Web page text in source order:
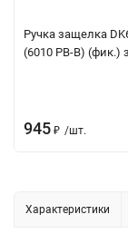
Ручка защелка
(6010 PB-B) (фик.)
945 ₽ /шт.
Характеристики